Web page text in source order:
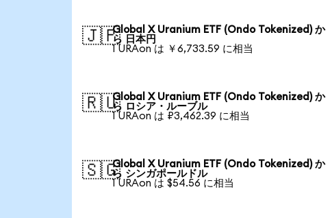
🇯🇵Global X Uranium ETF (Ondo Tokenized) か
ら 日本円
1 URAon は ￥6,733.59 に相当
🇷🇺Global X Uranium ETF (Ondo Tokenized) か
ら ロシア・ルーブル
1 URAon は ₽3,462.39 に相当
🇸🇬Global X Uranium ETF (Ondo Tokenized) か
ら シンガポールドル
1 URAon は $54.56 に相当